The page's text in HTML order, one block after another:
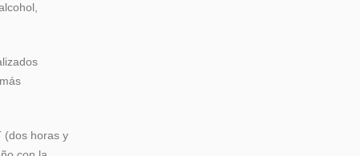
(dos horas y